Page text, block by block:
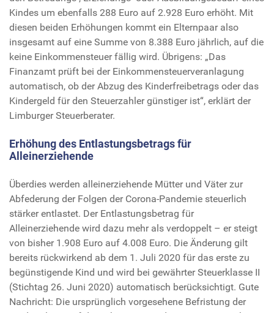
Kindes um ebenfalls 288 Euro auf 2.928 Euro erhöht. Mit
diesen beiden Erhöhungen kommt ein Elternpaar also
insgesamt auf eine Summe von 8.388 Euro jährlich, auf die
keine Einkommensteuer fällig wird. Übrigens: „Das
Finanzamt prüft bei der Einkommensteuerveranlagung
automatisch, ob der Abzug des Kinderfreibetrags oder das
Kindergeld für den Steuerzahler günstiger ist“, erklärt der
Limburger Steuerberater.
Erhöhung des Entlastungsbetrags für
Alleinerziehende
Überdies werden alleinerziehende Mütter und Väter zur
Abfederung der Folgen der Corona-Pandemie steuerlich
stärker entlastet. Der Entlastungsbetrag für
Alleinerziehende wird dazu mehr als verdoppelt – er steigt
von bisher 1.908 Euro auf 4.008 Euro. Die Änderung gilt
bereits rückwirkend ab dem 1. Juli 2020 für das erste zu
begünstigende Kind und wird bei gewährter Steuerklasse II
(Stichtag 26. Juni 2020) automatisch berücksichtigt. Gute
Nachricht: Die ursprünglich vorgesehene Befristung der